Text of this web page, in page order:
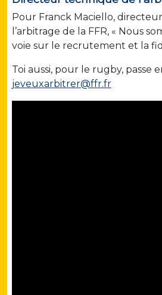
Pour Franck Maciello,
l’arbitrage de la FFR, « Nous
voie sur le recrutement et la
Toi aussi, pour le rugby, passe
jeveuxarbitrer@ffr.fr